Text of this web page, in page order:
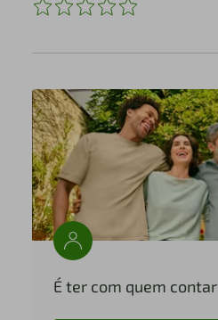
É ter com quem contar